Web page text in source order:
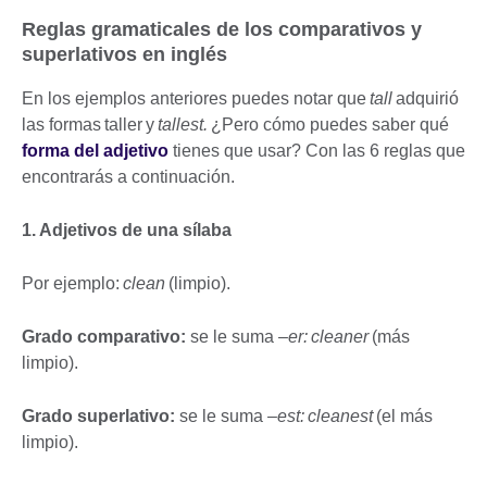
Reglas gramaticales de los comparativos y
superlativos en inglés
En los ejemplos anteriores puedes notar quetalladquirió
las formas taller ytallest. ¿Pero cómo puedes saber qué
forma del adjetivo tienes que usar? Con las 6 reglas que
encontrarás a continuación.
1. Adjetivos de una sílaba
Por ejemplo: clean (limpio).
Grado comparativo: se le suma –er: cleaner(más
limpio).
Grado superlativo: se le suma –est: cleanest(el más
limpio).